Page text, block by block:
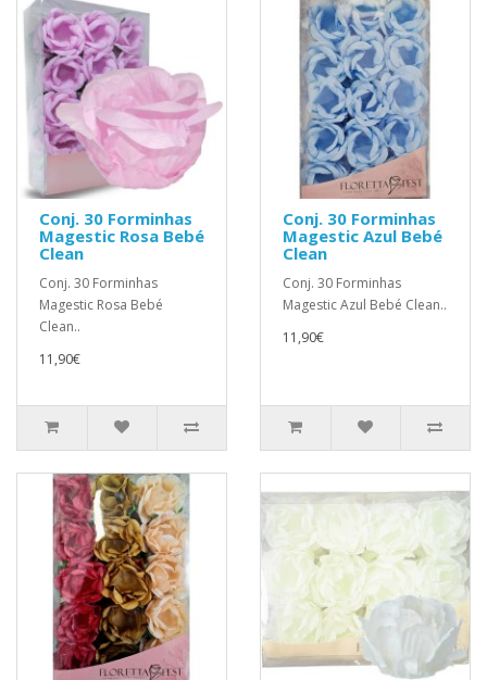
Conj. 30 Forminhas
Magestic Rosa Bebé
Clean
Conj. 30 Forminhas
Magestic Rosa Bebé
Clean..
11,90€
Conj. 30 Forminhas
Magestic Azul Bebé
Clean
Conj. 30 Forminhas
Magestic Azul Bebé Clean..
11,90€